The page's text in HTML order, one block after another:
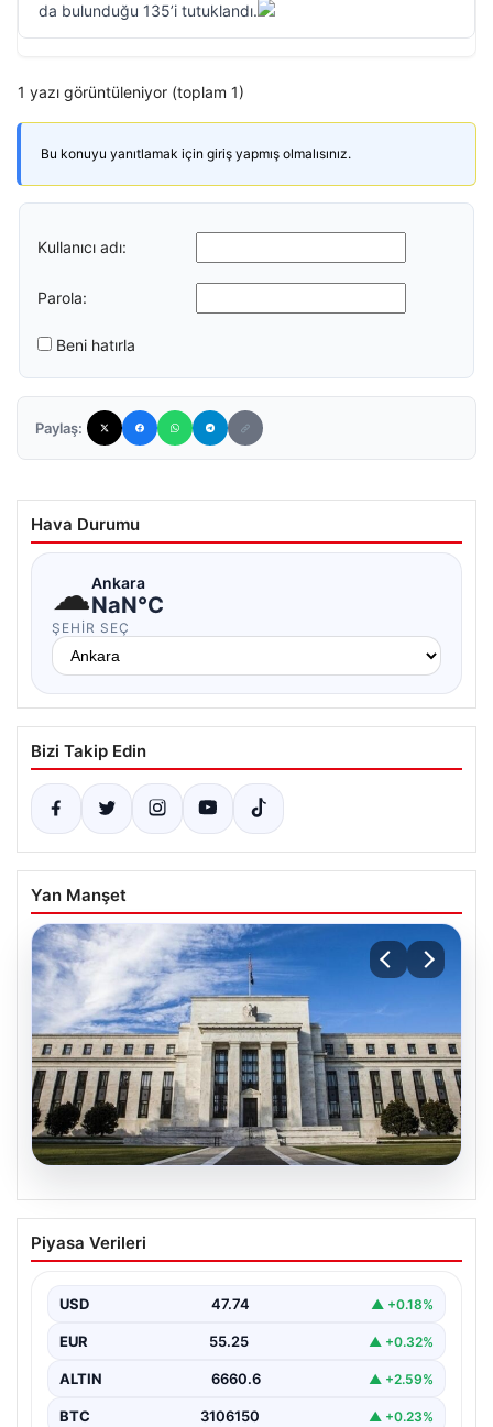
da bulunduğu 135’i tutuklandı.
1 yazı görüntüleniyor (toplam 1)
Bu konuyu yanıtlamak için giriş yapmış olmalısınız.
Kullanıcı adı:
Parola:
Beni hatırla
Paylaş:
Hava Durumu
☁Ankara
NaN°C
ŞEHIR SEÇ
Bizi Takip Edin
Yan Manşet
07.08.2026
FED faiz kararı ne zaman, saat kaçta?
Faiz beklentisi ne yönde? 2026 FED
Piyasa Verileri
USD 47.74 ▲ +0.18%
EUR 55.25 ▲ +0.32%
ALTIN 6660.6 ▲ +2.59%
BTC 3106150 ▲ +0.23%